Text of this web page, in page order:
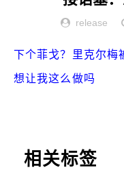
release
下个菲戈？里克尔梅
想让我这么做吗
相关标签